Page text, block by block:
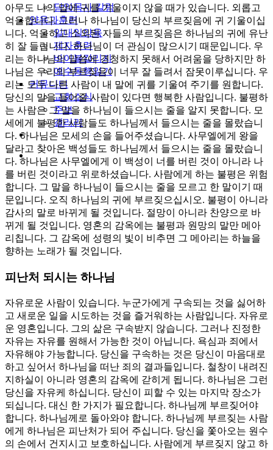
담임목사 칼럼
양육과훈련
일대일양육
제자훈련
바이블칼리지
예수동행일기
커뮤니티
교회소식
주보
갤러리
youtube
soundcloud
search
아무도 나의 말에 귀를 기울이지 않을 때가 있습니다. 외롭고
억울합니다. 그러나 하나님이 당신의 부르짖음에 귀 기울이십
니다. 억울하고 소외된 자들의 부르짖음은 하나님의 귀에 유난
히 잘 들립니다. 하나님이 더 관심이 많으시기 때문입니다. 우
리는 하나님의 말씀에 경청하지 못해서 어려움을 당하지만 하
나님은 우리의 부르짖음이 너무 잘 들려서 잠못이루십니다. 우
리는 모두 다른 사람이 내 말에 귀를 기울여 주기를 원합니다.
당신의 말을 들어줄 사람이 있다면 행복한 사람입니다. 불평하
는 사람은 그 말을 하나님이 들으시는 줄을 알지 못합니다. 모
세에게 불평한 사람들도 하나님께서 들으시는 줄을 몰랐습니
다. 하나님은 모세의 손을 들어주셨습니다. 사무엘에게 왕을
달라고 찾아온 백성들도 하나님께서 들으시는 줄을 몰랐습니
다. 하나님은 사무엘에게 이 백성이 너를 버린 것이 아니라 나
를 버린 것이라고 위로하셨습니다. 사람에게 하는 불평은 위험
합니다. 그 말을 하나님이 들으시는 줄을 모르고 한 말이기 때
문입니다. 오직 하나님의 귀에 부르짖으십시오. 불평이 아니라
감사의 말로 바뀌게 될 것입니다. 절망이 아니라 찬양으로 바
뀌게 될 것입니다. 영혼의 감옥에는 불평과 원망의 말만 메아
리칩니다. 그 감옥에 성령의 빛이 비추면 그 메아리는 하늘을
향하는 노래가 될 것입니다.
피난처 되시는 하나님
자유로운 사람이 있습니다. 누군가에게 구속되는 것을 싫어하
고 새로운 일을 시도하는 것을 즐거워하는 사람입니다. 자유로
운 영혼입니다. 그의 삶은 구속받지 않습니다. 그러나 진정한
자유는 자유를 원해서 가능한 것이 아닙니다. 욕심과 죄에서
자유해야 가능합니다. 당신을 구속하는 것은 당신이 마음대로
하고 싶어서 하나님을 떠난 죄의 결과들입니다. 철창이 내려진
지하실이 아니라 영혼의 감옥에 갇히게 됩니다. 하나님은 그런
당신을 자유케 하십니다. 당신이 피할 수 있는 마지막 장소가
되십니다. 대신 한 가지가 필요합니다. 하나님께 부르짖어야
합니다. 하나님께로 돌아와야 합니다. 하나님께 부르짖는 사람
에게 하나님은 피난처가 되어 주십니다. 당신을 쫓아오는 원수
의 손에서 건지시고 보호하십니다. 사람에게 부르짖지 않고 하